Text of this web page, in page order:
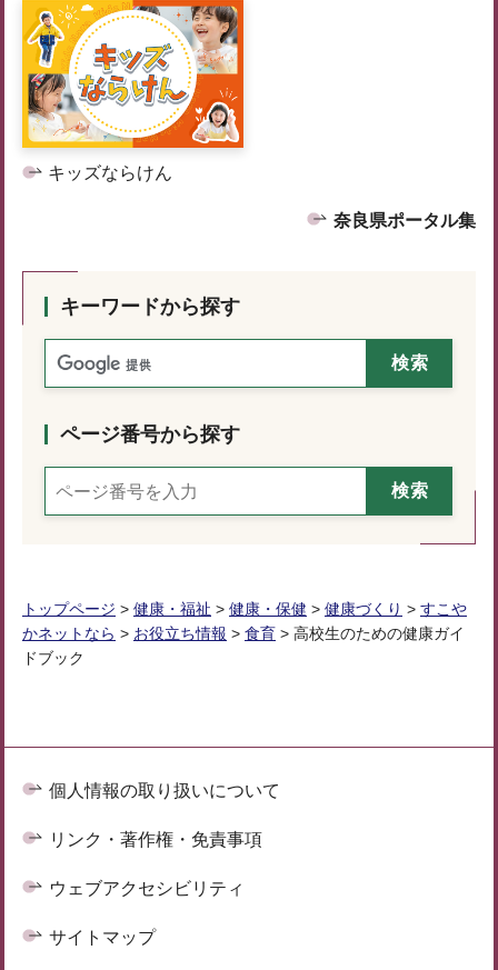
キッズならけん
奈良県ポータル集
キーワードから探す
ページ番号から探す
トップページ > 健康・福祉 > 健康・保健 > 健康づくり > すこや
かネットなら > お役立ち情報 > 食育 > 高校生のための健康ガイ
ドブック
個人情報の取り扱いについて
リンク・著作権・免責事項
ウェブアクセシビリティ
サイトマップ